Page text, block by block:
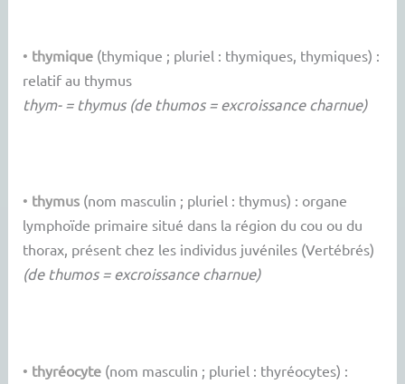
• thymique (thymique ; pluriel : thymiques, thymiques) :
relatif au thymus
thym- = thymus (de thumos = excroissance charnue)
• thymus (nom masculin ; pluriel : thymus) : organe
lymphoïde primaire situé dans la région du cou ou du
thorax, présent chez les individus juvéniles (Vertébrés)
(de thumos = excroissance charnue)
• thyréocyte (nom masculin ; pluriel : thyréocytes) :